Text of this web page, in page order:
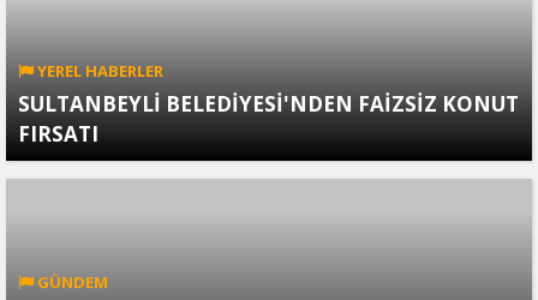
YEREL HABERLER
SULTANBEYLİ BELEDİYESİ'NDEN FAİZSİZ KONUT
FIRSATI
GÜNDEM